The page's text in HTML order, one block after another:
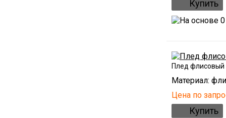
Плед
Материал:
Цена по